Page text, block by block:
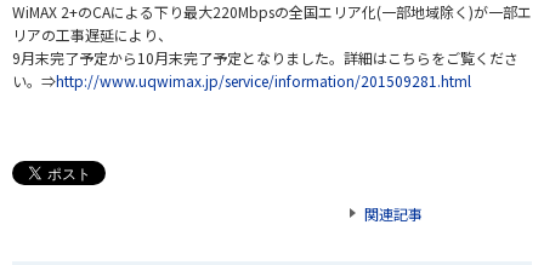
WiMAX 2+のCAによる下り最大220Mbpsの全国エリア化(一部地域除く)が一部エ
リアの工事遅延により、
9月末完了予定から10月末完了予定となりました。詳細はこちらをご覧くださ
い。⇒http://www.uqwimax.jp/service/information/201509281.html
関連記事